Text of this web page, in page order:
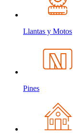
Llantas y Motos
Pines